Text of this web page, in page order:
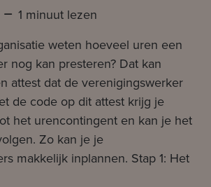
1 minuut lezen
weten hoeveel uren een
nog kan presteren? Dat kan
attest dat de verenigingswerker
de code op dit attest krijg je
het urencontingent en kan je het
Zo kan je je
makkelijk inplannen. ​Stap 1: Het